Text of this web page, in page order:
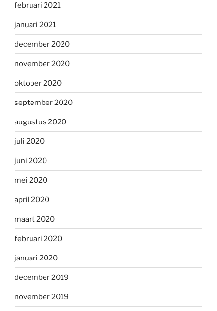
februari 2021
januari 2021
december 2020
november 2020
oktober 2020
september 2020
augustus 2020
juli 2020
juni 2020
mei 2020
april 2020
maart 2020
februari 2020
januari 2020
december 2019
november 2019